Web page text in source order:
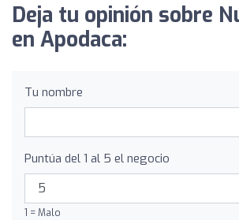
Deja tu opinión sobre
en Apodaca:
Tu nombre
Puntúa del 1 al 5 el negocio
1 = Malo